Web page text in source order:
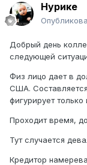
Нурике
Добрый день
следующей
Физ лицо дает в
США.
фигурирует
Проходит время,
Тут случается
Кредитор